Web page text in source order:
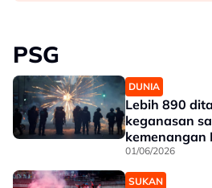
PSG
DUNIA
Lebih 890
keganasan
kemenangan
01/06/2026
SUKAN